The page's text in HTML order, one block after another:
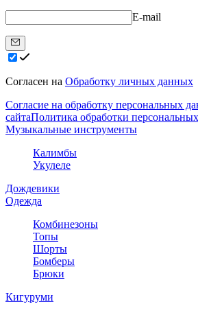
E-mail
Согласен на Обработку личных данных
Согласие на обработку персональных
сайтаПолитика обработки
Музыкальные инструменты
Калимбы
Укулеле
Дождевики
Одежда
Комбинезоны
Топы
Шорты
Бомберы
Брюки
Кигуруми